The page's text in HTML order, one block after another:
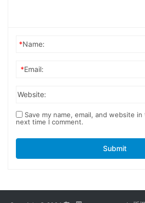
*Name:
*Email:
Website:
Save my name, email, and website
next time I comment.
Submit